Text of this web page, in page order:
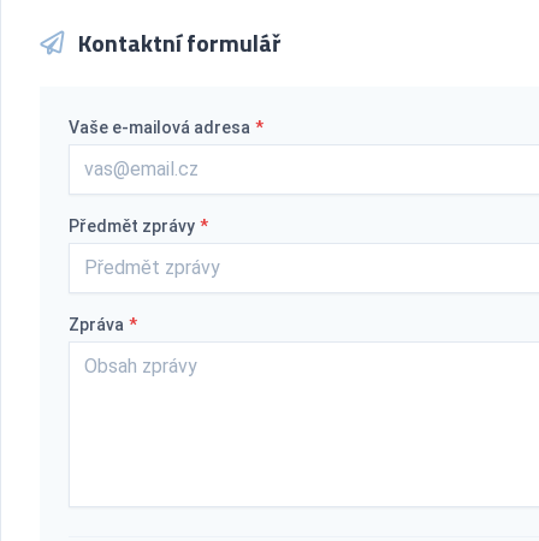
Kontaktní formulář
Vaše e-mailová adresa *
Předmět zprávy *
Zpráva *